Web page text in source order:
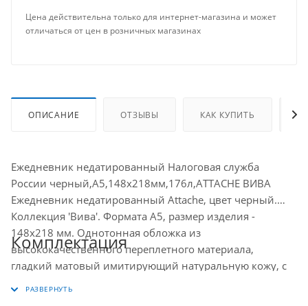
Цена действительна только для интернет-магазина и может
отличаться от цен в розничных магазинах
ОПИСАНИЕ ОТЗЫВЫ КАК КУПИТЬ
Ежедневник недатированный Налоговая служба
России черный,А5,148х218мм,176л,ATTACHE ВИВА
Ежедневник недатированный Attache, цвет черный.
Коллекция 'Вива'. Формата А5, размер изделия -
148x218 мм. Однотонная обложка из
высококачественного переплетного материала,
гладкий матовый имитирующий натуральную кожу, с
Комплектация